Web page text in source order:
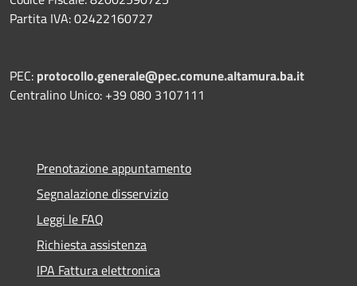
Partita IVA: 02422160727
PEC: protocollo.generale@pec.comune.altamura.ba.it
Centralino Unico: +39 080 3107111
Prenotazione appuntamento
Segnalazione disservizio
Leggi le FAQ
Richiesta assistenza
IPA Fattura elettronica